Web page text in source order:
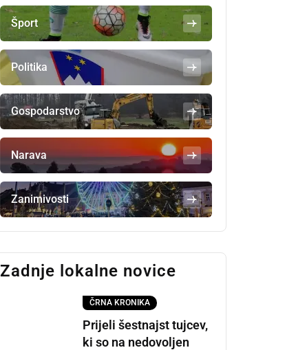
Šport
Politika
Gospodarstvo
Narava
Zanimivosti
Zadnje lokalne novice
ČRNA KRONIKA
Prijeli šestnajst tujcev,
ki so na nedovoljen